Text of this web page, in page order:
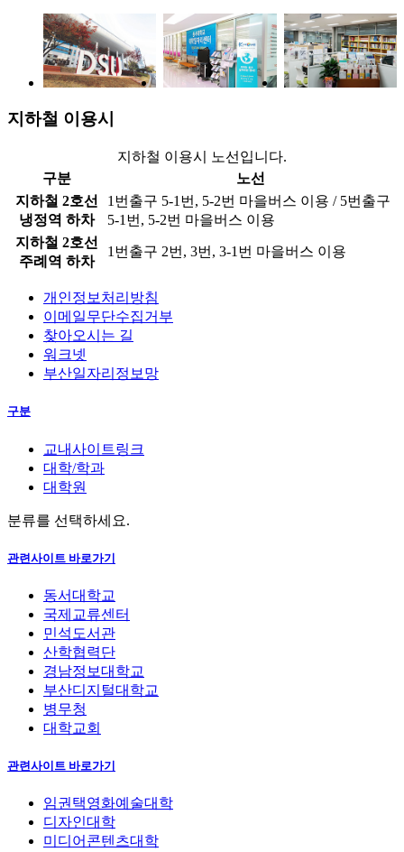
지하철 이용시
지하철 이용시 노선입니다.
구분
노선
지하철 2호선
냉정역 하차
1번출구 5-1번, 5-2번 마을버스 이용 / 5번출구
5-1번, 5-2번 마을버스 이용
지하철 2호선
주례역 하차
1번출구 2번, 3번, 3-1번 마을버스 이용
개인정보처리방침
이메일무단수집거부
찾아오시는 길
워크넷
부산일자리정보망
구분
교내사이트링크
대학/학과
대학원
분류를 선택하세요.
관련사이트 바로가기
동서대학교
국제교류센터
민석도서관
산학협력단
경남정보대학교
부산디지털대학교
병무청
대학교회
관련사이트 바로가기
임권택영화예술대학
디자인대학
미디어콘텐츠대학